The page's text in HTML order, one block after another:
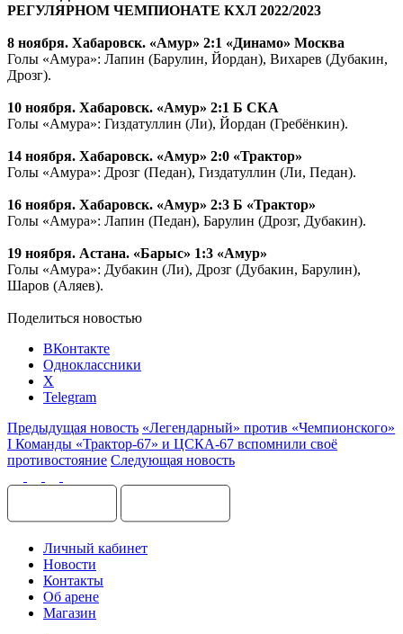
РЕГУЛЯРНОМ ЧЕМПИОНАТЕ КХЛ 2022/2023
8 ноября. Хабаровск. «Амур» 2:1 «Динамо» Москва
Голы «Амура»: Лапин (Барулин, Йордан), Вихарев (Дубакин,
Дрозг).
10 ноября. Хабаровск. «Амур» 2:1 Б СКА
Голы «Амура»: Гиздатуллин (Ли), Йордан (Гребёнкин).
14 ноября. Хабаровск. «Амур» 2:0 «Трактор»
Голы «Амура»: Дрозг (Педан), Гиздатуллин (Ли, Педан).
16 ноября. Хабаровск. «Амур» 2:3 Б «Трактор»
Голы «Амура»: Лапин (Педан), Барулин (Дрозг, Дубакин).
19 ноября. Астана. «Барыс» 1:3 «Амур»
Голы «Амура»: Дубакин (Ли), Дрозг (Дубакин, Барулин),
Шаров (Аляев).
Поделиться новостью
ВКонтакте
Одноклассники
X
Telegram
Предыдущая новость «Легендарный» против «Чемпионского»
I Команды «Трактор-67» и ЦСКА-67 вспомнили своё
противостояние Следующая новость
Личный кабинет
Новости
Контакты
Об арене
Магазин